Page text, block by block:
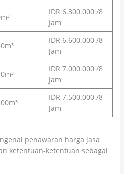
IDR 6.300.000 /8
Jam
IDR 6.600.000 /8
Jam
IDR 7.000.000 /8
Jam
IDR 7.500.000 /8
Jam
penawaran harga jasa
ketentuan-ketentuan sebagai